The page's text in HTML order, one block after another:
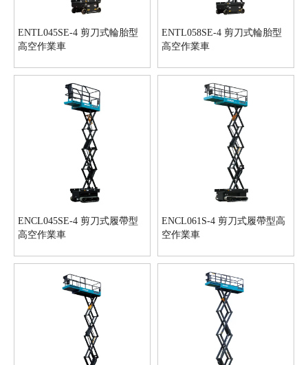
ENTL045SE-4 剪刀式輪胎型
高空作業車
ENTL058SE-4 剪刀式輪胎型
高空作業車
ENCL045SE-4 剪刀式履帶型
高空作業車
ENCL061S-4 剪刀式履帶型高
空作業車